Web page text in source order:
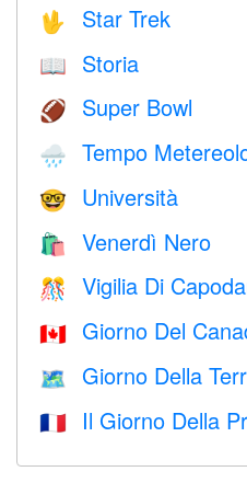
🖖 Star Trek
📖 Storia
🏈 Super Bowl
🌧 Tempo
🤓 Università
🛍 Venerdì Nero
🎊 Vigilia Di
🇨🇦 Giorno Del
🗺️ Giorno Della
🇫🇷 Il Giorno Della